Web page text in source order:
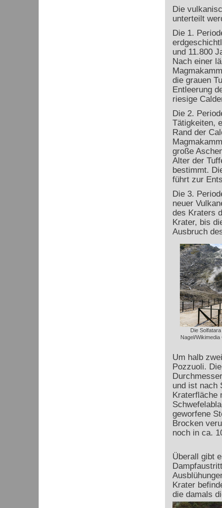
Die
unterteilt
Die 1.
und 11.800
Nach einer
die grauen
Entleerung
riesige
Die 2.
Tätigkeiten,
Rand der
große
Alter der
bestimmt.
führt zur
Die 3.
neuer
des Kraters
Krater, bis
Ausbruch
Die
Nagel/
Um halb
Pozzuoli.
und ist nach
Kraterfläche
geworfene
Brocken
noch in ca.
Überall gibt
Krater
die damals